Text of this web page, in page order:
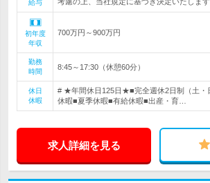
給与
初年度
年収
700万円～900万円
勤務
時間
8:45～17:30（休憩60分）
休日
休暇
# ★年間休日125日★■完全週休2日制（土・
休暇■夏季休暇■有給休暇■出産・育…
求人詳細を見る